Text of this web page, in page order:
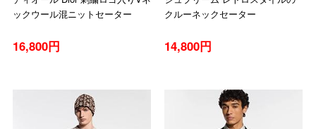
ックウール混ニットセーター
16,800円
クルーネックセーター
14,800円